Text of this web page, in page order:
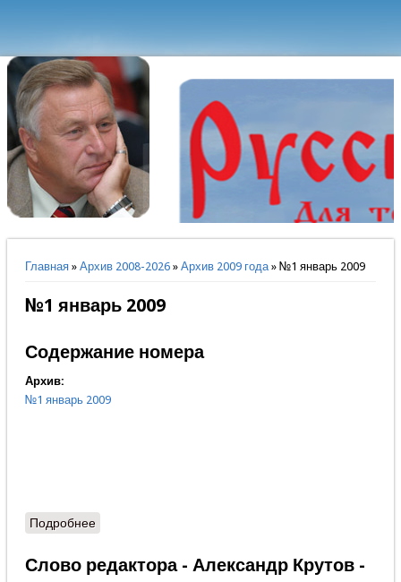
Вы здесь
Главная» Архив 2008-2026» Архив 2009 года» №1 январь 2009
№1 январь 2009
Содержание номера
Архив:
№1 январь 2009
Подробнеео Содержание номера
Слово редактора - Александр Крутов -